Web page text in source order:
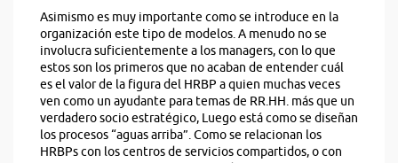
Asimismo es muy importante como se introduce en la
organización este tipo de modelos. A menudo no se
involucra suficientemente a los managers, con lo que
estos son los primeros que no acaban de entender cuál
es el valor de la figura del HRBP a quien muchas veces
ven como un ayudante para temas de RR.HH. más que un
verdadero socio estratégico, Luego está como se diseñan
los procesos “aguas arriba”. Como se relacionan los
HRBPs con los centros de servicios compartidos, o con